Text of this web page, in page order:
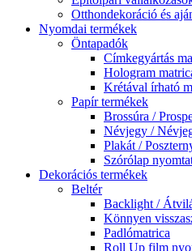
Otthondekoráció és
Nyomdai termékek
Öntapadók
Címkegyártás
Hologram
Krétával írható
Papír termékek
Brossúra /
Névjegy /
Plakát /
Szórólap
Dekorációs termékek
Beltér
Backlight /
Könnyen
Padlómatrica
Roll Up film